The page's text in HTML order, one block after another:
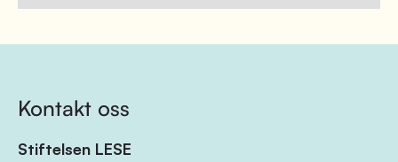
Kontakt oss
Stiftelsen LESE